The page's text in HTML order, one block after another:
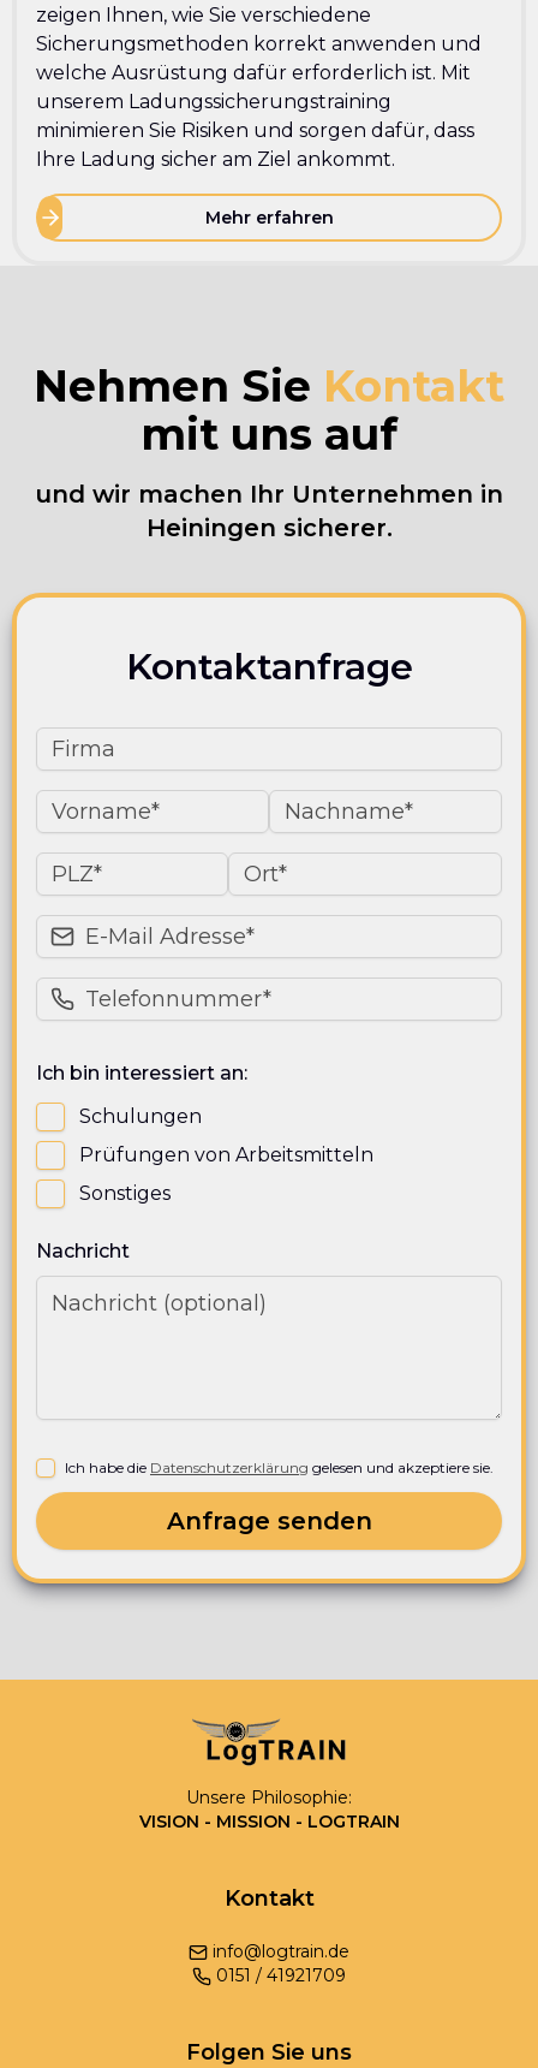
zeigen Ihnen, wie Sie verschiedene
Sicherungsmethoden korrekt anwenden und
welche Ausrüstung dafür erforderlich ist. Mit
unserem Ladungssicherungstraining
minimieren Sie Risiken und sorgen dafür, dass
Ihre Ladung sicher am Ziel ankommt.
Mehr erfahren
Nehmen Sie Kontakt
mit uns auf
und wir machen Ihr Unternehmen in
Heiningen sicherer.
Kontaktanfrage
Ich bin interessiert an:
Schulungen
Prüfungen von Arbeitsmitteln
Sonstiges
Nachricht
Ich habe die Datenschutzerklärung gelesen und akzeptiere sie.
Anfrage senden
Unsere Philosophie:
VISION - MISSION - LOGTRAIN
Kontakt
info@logtrain.de
0151 / 41921709
Folgen Sie uns